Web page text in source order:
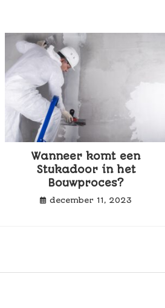
Wanneer komt een
Stukadoor in het
Bouwproces?
december 11, 2023